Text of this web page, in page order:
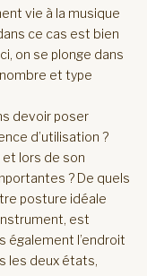
vie à la musique
ce cas est bien
on se plonge dans
et type
devoir poser
d’utilisation ?
et lors de son
? De quels
posture idéale
est
également l’endroit
les deux états,